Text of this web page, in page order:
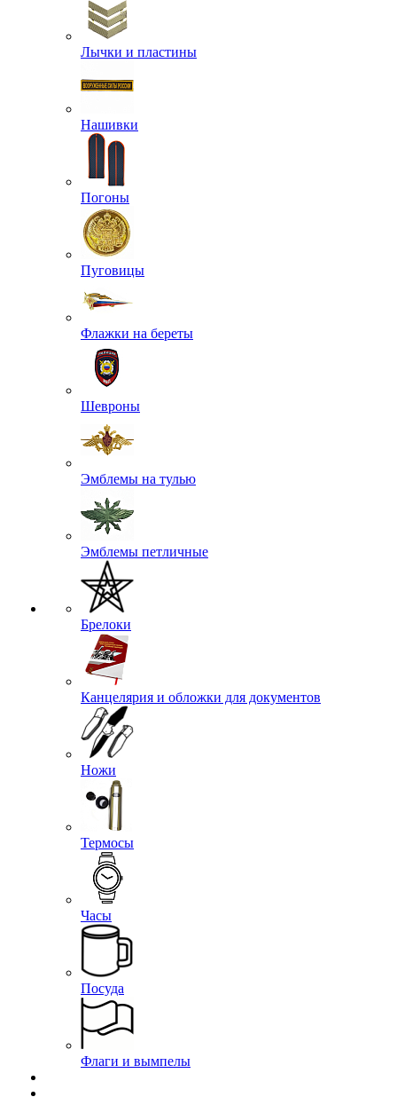
Лычки и пластины
Нашивки
Погоны
Пуговицы
Флажки на береты
Шевроны
Эмблемы на тулью
Эмблемы петличные
Брелоки
Канцелярия и обложки для документов
Ножи
Термосы
Часы
Посуда
Флаги и вымпелы